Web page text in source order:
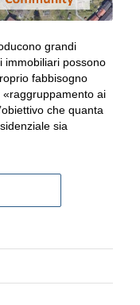
grandi
immobiliari possono
fabbisogno
ai
che quanta
sia